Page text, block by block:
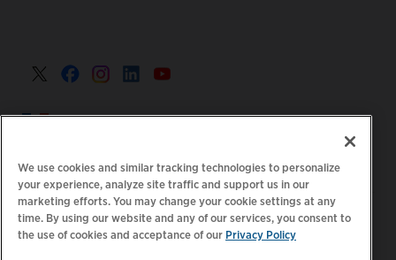
France >
Politique de confidentialité Vos choix de confidentialité
| Juridique | Relevé d'accessibilité |
Code de conduite
We use cookies and similar tracking technologies to personalize
your experience, analyze site traffic and support us in our
marketing efforts. You may change your cookie settings at any
time. By using our website and any of our services, you consent to
the use of cookies and acceptance of our Privacy Policy